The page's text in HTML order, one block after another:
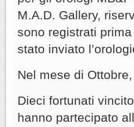
M.A.D. Gallery,
sono registrati
stato inviato
Nel mese di
Dieci fortunati
hanno partecipato